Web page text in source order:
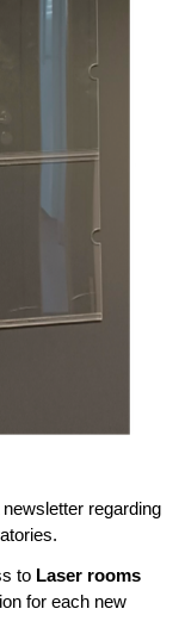
regarding
to Laser rooms
for each new